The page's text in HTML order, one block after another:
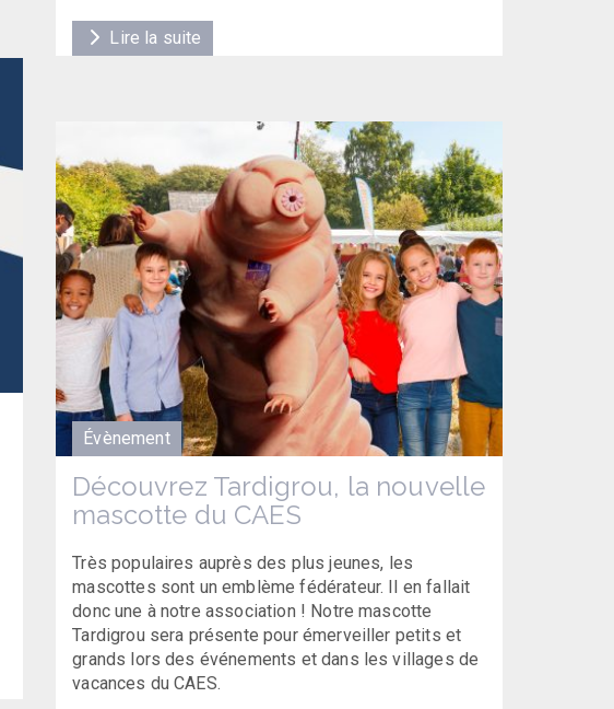
Lire la suite
Évènement
Découvrez Tardigrou, la nouvelle
mascotte du CAES
Très populaires auprès des plus jeunes, les
mascottes sont un emblème fédérateur. Il en fallait
donc une à notre association ! Notre mascotte
Tardigrou sera présente pour émerveiller petits et
grands lors des événements et dans les villages de
vacances du CAES.